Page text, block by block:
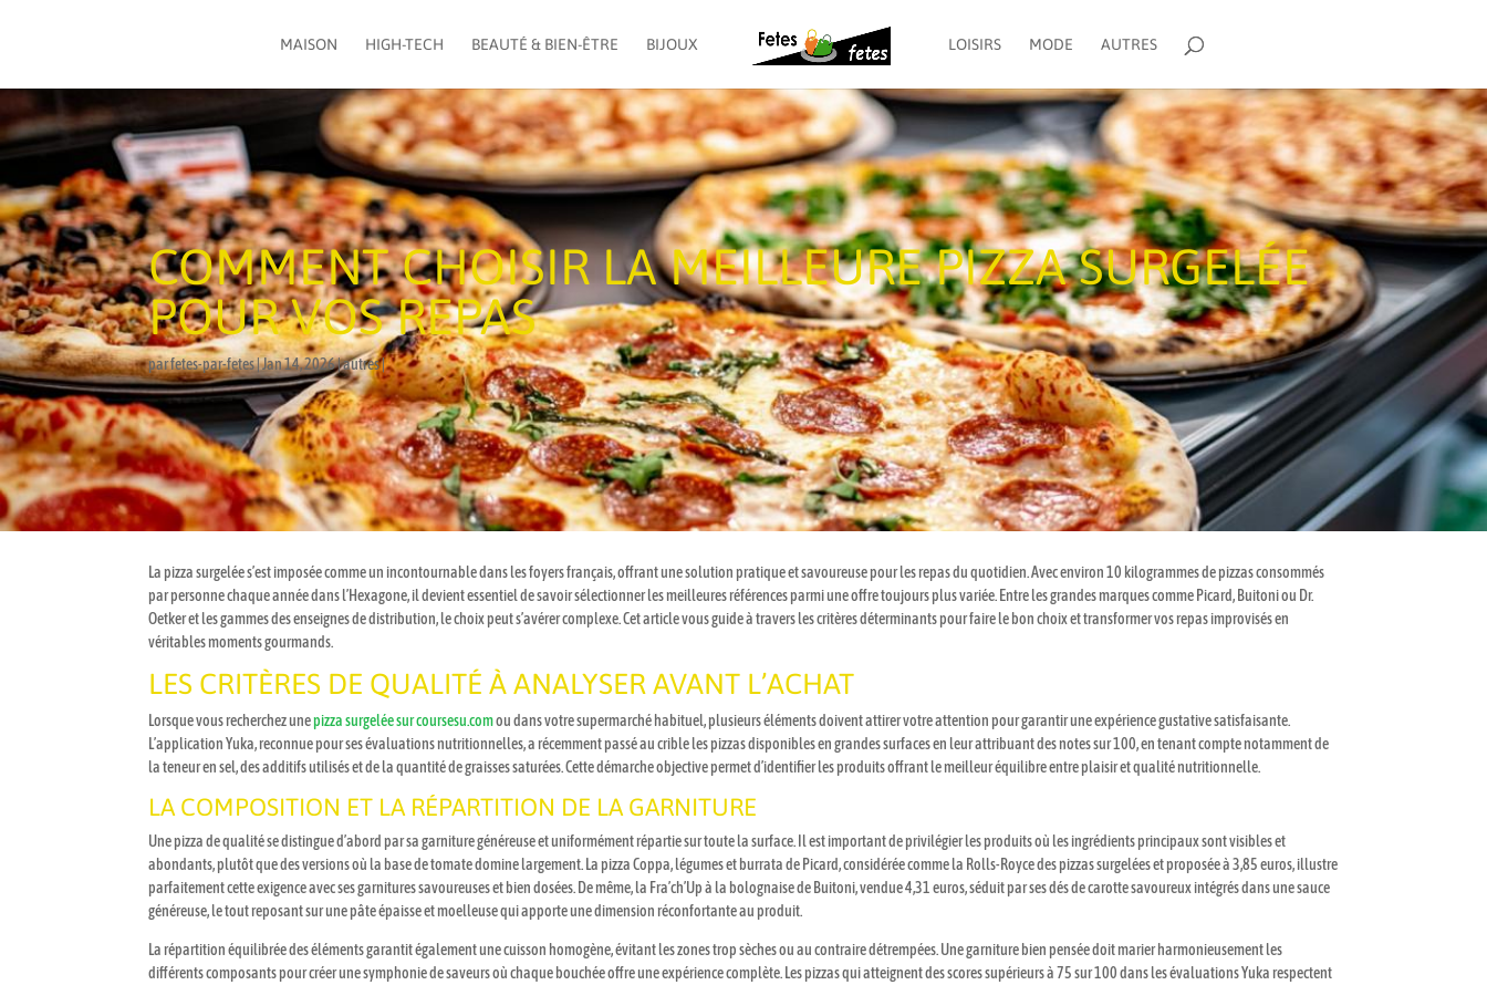
MAISON HIGH-TECH BEAUTÉ & BIEN-ÊTRE BIJOUX LOISIRS MODE AUTRES
COMMENT CHOISIR LA MEILLEURE PIZZA SURGELÉE
POUR VOS REPAS
parfetes-par-fetes Jan 14, 2026 autres
La pizza surgelée s’est imposée comme un incontournable dans les foyers français, offrant une solution pratique et savoureuse pour les repas du quotidien. Avec environ 10 kilogrammes de pizzas consommés
par personne chaque année dans l’Hexagone, il devient essentiel de savoir sélectionner les meilleures références parmi une offre toujours plus variée. Entre les grandes marques comme Picard, Buitoni ou Dr.
Oetker et les gammes des enseignes de distribution, le choix peut s’avérer complexe. Cet article vous guide à travers les critères déterminants pour faire le bon choix et transformer vos repas improvisés en
véritables moments gourmands.
LES CRITÈRES DE QUALITÉ À ANALYSER AVANT L’ACHAT
Lorsque vous recherchez unepizza surgelée sur coursesu.comou dans votre supermarché habituel, plusieurs éléments doivent attirer votre attention pour garantir une expérience gustative satisfaisante.
L’application Yuka, reconnue pour ses évaluations nutritionnelles, a récemment passé au crible les pizzas disponibles en grandes surfaces en leur attribuant des notes sur 100, en tenant compte notamment de
la teneur en sel, des additifs utilisés et de la quantité de graisses saturées. Cette démarche objective permet d’identifier les produits offrant le meilleur équilibre entre plaisir et qualité nutritionnelle.
LA COMPOSITION ET LA RÉPARTITION DE LA GARNITURE
Une pizza de qualité se distingue d’abord par sa garniture généreuse et uniformément répartie sur toute la surface. Il est important de privilégier les produits où les ingrédients principaux sont visibles et
abondants, plutôt que des versions où la base de tomate domine largement. La pizza Coppa, légumes et burrata de Picard, considérée comme la Rolls-Royce des pizzas surgelées et proposée à 3,85 euros, illustre
parfaitement cette exigence avec ses garnitures savoureuses et bien dosées. De même, la Fra’ch’Up à la bolognaise de Buitoni, vendue 4,31 euros, séduit par ses dés de carotte savoureux intégrés dans une sauce
généreuse, le tout reposant sur une pâte épaisse et moelleuse qui apporte une dimension réconfortante au produit.
La répartition équilibrée des éléments garantit également une cuisson homogène, évitant les zones trop sèches ou au contraire détrempées. Une garniture bien pensée doit marier harmonieusement les
différents composants pour créer une symphonie de saveurs où chaque bouchée offre une expérience complète. Les pizzas qui atteignent des scores supérieurs à 75 sur 100 dans les évaluations Yuka respectent